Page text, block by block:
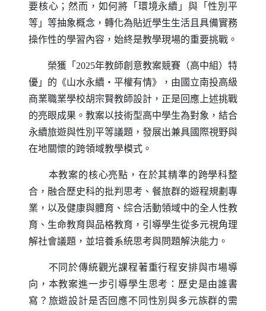
要核心；然而，如何將「環境永續」與「性別平
等」等抽象概念，轉化為貼近學生生活且具備實務
操作性的學習內容，始終是教學現場的重要挑戰。
榮獲「2025年教師創意教案競賽（高中組）特
優」的《山水永續・平權有情》，由國立南投高級
商業職業學校胡宗賢教師設計，正是回應上述挑戰
的亮眼成果。教案以技術型高中學生為對象，結合
永續旅遊與性別平等議題，發展出兼具國際視野與
在地關懷的跨領域教學模式。
本教案的核心亮點，在於其精準的跨學科整
合，融合歷史科的批判思考、餐旅群的遊程規劃專
業，以及健康與體育、綜合活動領域中的全人性教
育、生命教育與品格教育，引導學生從多元視角理
解社會議題，並培養系統思考與問題解決能力。
不同於傳統觀光課程著重行程安排與市場導
向，本教案進一步引導學生思考：歷史是由誰書
寫？旅遊設計是否回應不同性別與多元族群的需